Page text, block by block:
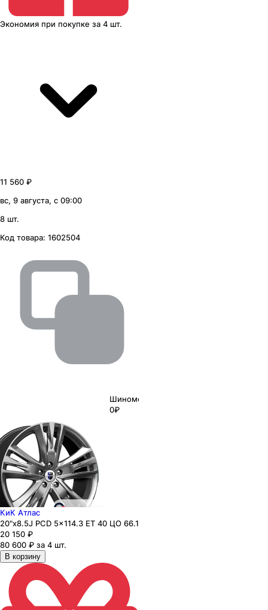
Экономия при покупке за 4 шт.
11 560 ₽
вс, 9 августа, с 09:00
8 шт.
Код товара: 1602504
Шиномонтаж
0₽
КиК Атлас
20"x8.5J PCD 5x114.3 ЕТ 40 ЦО 66.1
20 150 ₽
80 600 ₽ за 4 шт.
В корзину